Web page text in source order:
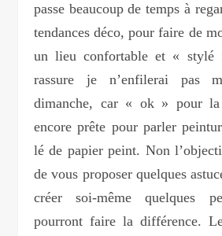
passe beaucoup de temps à
tendances déco, pour faire de
un lieu confortable et « stylé
rassure je n’enfilerai pas
dimanche, car « ok » pour
encore prête pour parler
lé de papier peint. Non
de vous proposer quelques
créer soi-même quelques
pourront faire la différence.